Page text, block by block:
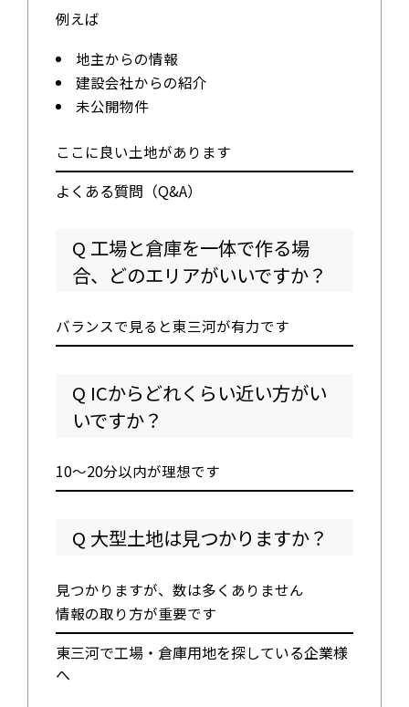
例えば
地主からの情報
建設会社からの紹介
未公開物件
ここに良い土地があります
よくある質問（Q&A）
Q 工場と倉庫を一体で作る場
合、どのエリアがいいですか？
バランスで見ると東三河が有力です
Q ICからどれくらい近い方がい
いですか？
10〜20分以内が理想です
Q 大型土地は見つかりますか？
見つかりますが、数は多くありません
情報の取り方が重要です
東三河で工場・倉庫用地を探している企業様
へ